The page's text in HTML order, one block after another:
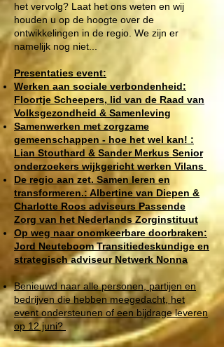
het vervolg? Laat het ons weten en wij
houden u op de hoogte over de
ontwikkelingen in de regio. We zijn er
namelijk nog niet...
Presentaties event:
Werken aan sociale verbondenheid:
Floortje Scheepers, lid van de Raad van
Volksgezondheid & Samenleving
Samenwerken met zorgzame
gemeenschappen - hoe het wel kan! :
Lian Stouthard & Sander Merkus Senior
onderzoekers wijkgericht werken Vilans
De regio aan zet. Samen leren en
transformeren.: Albertine van Diepen &
Charlotte Roos adviseurs Passende
Zorg van het Nederlands Zorginstituut
Op weg naar onomkeerbare doorbraken:
Jord Neuteboom Transitiedeskundige en
strategisch adviseur Netwerk Nonna
Benieuwd naar alle personen, partijen en
bedrijven die hebben meegedacht, het
event ondersteunen of een bijdrage leveren
op 12 juni?